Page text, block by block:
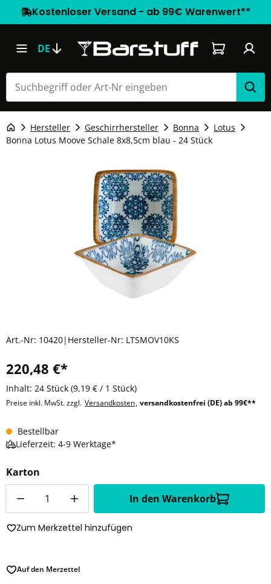
Kostenloser Versand - ab 99€ Warenwert**
DE Warenkorb
Hersteller Geschirrhersteller Bonna
Lotus
Bonna Lotus Moove Schale 8x8,5cm blau - 24 Stück
Art.-Nr: 10420| Hersteller-Nr: LTSMOV10KS
220,48 €*
Inhalt: 24 Stück (9,19 € / 1 Stück)
Preise inkl. MwSt. zzgl. Versandkosten, versandkostenfrei (DE) ab 99€**
Bestellbar
Lieferzeit: 4-9 Werktage*
Karton
In den Warenkorb
Zum Merkzettel hinzufügen
Auf den Merzettel